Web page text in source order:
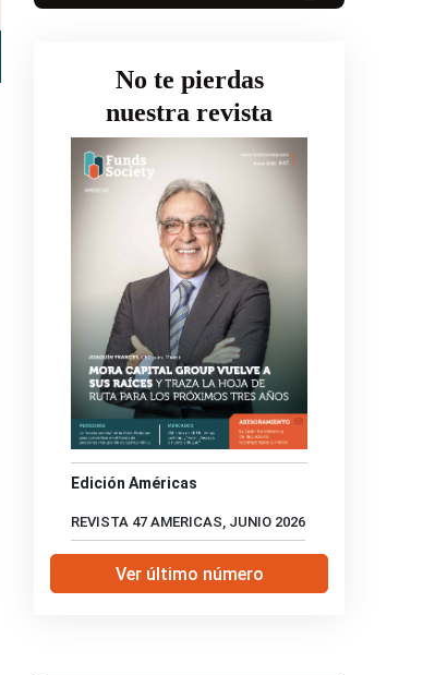
No te pierdas
nuestra revista
Edición Américas
REVISTA 47 AMERICAS, JUNIO 2026
Ver último número